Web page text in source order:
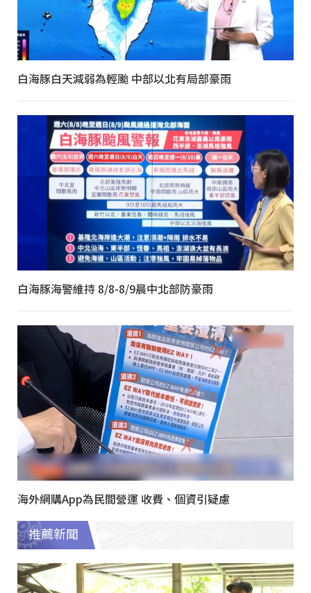
白海豚白天減弱為輕颱 中部以北有局部豪雨
白海豚海警維持 8/8-8/9晨中北部防豪雨
海外網購App為民間營運 收費、個資引疑慮
推薦新聞